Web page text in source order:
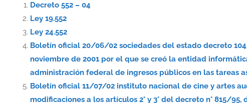
Decreto 552 – 04
Ley 19.552
Ley 24.552
Boletín oficial 20/06/02 sociedades del estado decreto
noviembre de 2001 por el que se creó la entidad
administración federal de ingresos públicos en las tareas
Boletín oficial 11/07/02 instituto nacional de cine y artes
modificaciones a los artículos 2° y 3° del decreto n° 815/